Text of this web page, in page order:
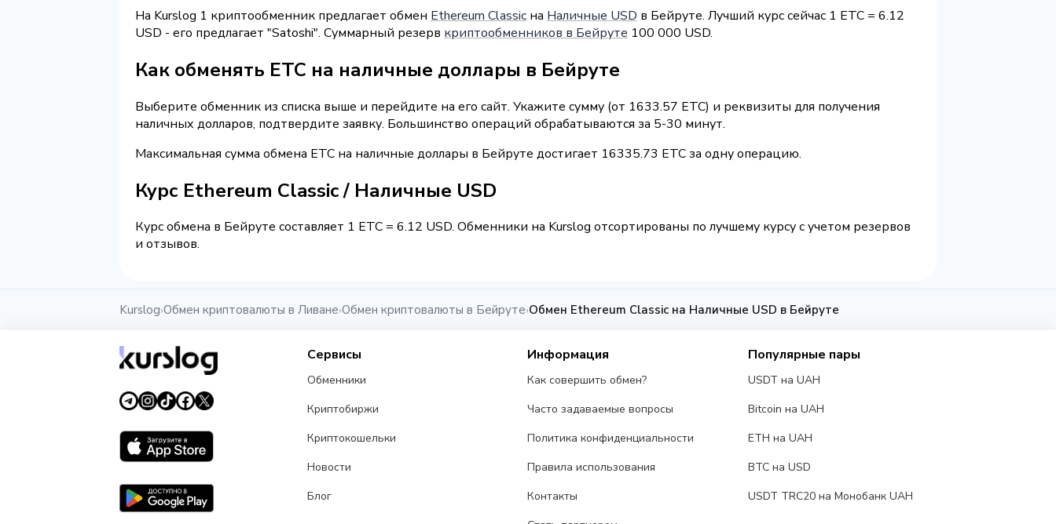
На Kurslog 1 криптообменник предлагает обмен Ethereum Classic на Наличные USD в Бейруте. Лучший курс сейчас 1 ETC = 6.12
USD - его предлагает "Satoshi". Суммарный резерв криптообменников в Бейруте 100 000 USD.
Как обменять ETC на наличные доллары в Бейруте
Выберите обменник из списка выше и перейдите на его сайт. Укажите сумму (от 1633.57 ETC) и реквизиты для получения
наличных долларов, подтвердите заявку. Большинство операций обрабатываются за 5-30 минут.
Максимальная сумма обмена ETC на наличные доллары в Бейруте достигает 16335.73 ETC за одну операцию.
Курс Ethereum Classic / Наличные USD
Курс обмена в Бейруте составляет 1 ETC = 6.12 USD. Обменники на Kurslog отсортированы по лучшему курсу с учетом резервов
и отзывов.
Kurslog›Обмен криптовалюты в Ливане›Обмен криптовалюты в Бейруте›Обмен Ethereum Classic на Наличные USD в Бейруте
Сервисы
Обменники
Криптобиржи
Криптокошельки
Новости
Блог
Информация
Как совершить обмен?
Часто задаваемые вопросы
Политика конфиденциальности
Правила использования
Контакты
Популярные пары
USDT на UAH
Bitcoin на UAH
ETH на UAH
BTC на USD
USDT TRC20 на Монобанк UAH